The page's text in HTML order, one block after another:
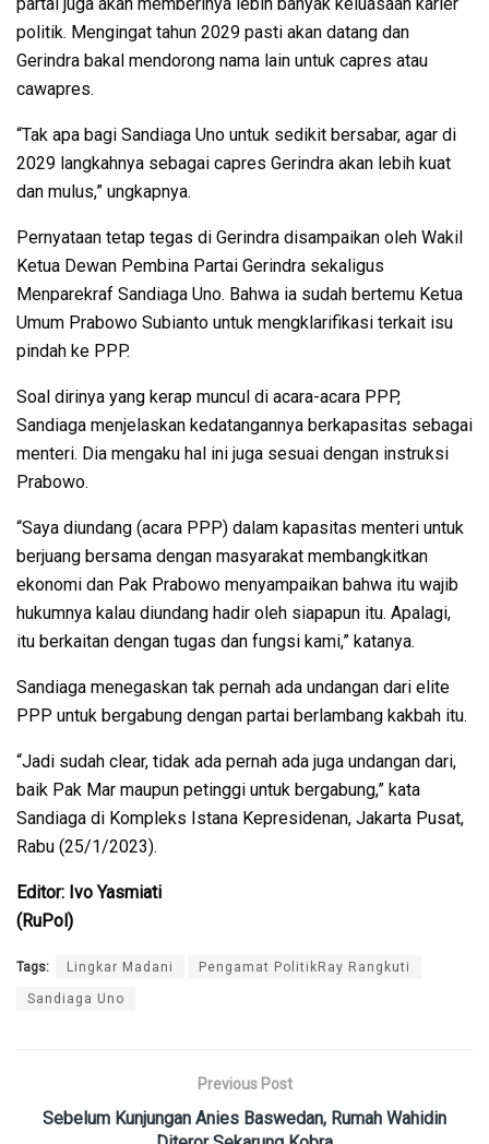
politik. Mengingat tahun 2029 pasti akan datang dan
Gerindra bakal mendorong nama lain untuk capres atau
cawapres.
“Tak apa bagi Sandiaga Uno untuk sedikit bersabar, agar di
2029 langkahnya sebagai capres Gerindra akan lebih kuat
dan mulus,” ungkapnya.
Pernyataan tetap tegas di Gerindra disampaikan oleh Wakil
Ketua Dewan Pembina Partai Gerindra sekaligus
Menparekraf Sandiaga Uno. Bahwa ia sudah bertemu Ketua
Umum Prabowo Subianto untuk mengklarifikasi terkait isu
pindah ke PPP.
Soal dirinya yang kerap muncul di acara-acara PPP,
Sandiaga menjelaskan kedatangannya berkapasitas sebagai
menteri. Dia mengaku hal ini juga sesuai dengan instruksi
Prabowo.
“Saya diundang (acara PPP) dalam kapasitas menteri untuk
berjuang bersama dengan masyarakat membangkitkan
ekonomi dan Pak Prabowo menyampaikan bahwa itu wajib
hukumnya kalau diundang hadir oleh siapapun itu. Apalagi,
itu berkaitan dengan tugas dan fungsi kami,” katanya.
Sandiaga menegaskan tak pernah ada undangan dari elite
PPP untuk bergabung dengan partai berlambang kakbah itu.
“Jadi sudah clear, tidak ada pernah ada juga undangan dari,
baik Pak Mar maupun petinggi untuk bergabung,” kata
Sandiaga di Kompleks Istana Kepresidenan, Jakarta Pusat,
Rabu (25/1/2023).
Editor: Ivo Yasmiati
(RuPol)
Tags: Lingkar Madani Pengamat PolitikRay Rangkuti
Sandiaga Uno
Previous Post
Sebelum Kunjungan Anies Baswedan, Rumah Wahidin